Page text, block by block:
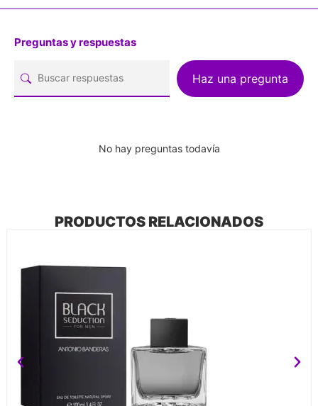
Preguntas y respuestas
Haz una pregunta
No hay preguntas todavía
PRODUCTOS RELACIONADOS